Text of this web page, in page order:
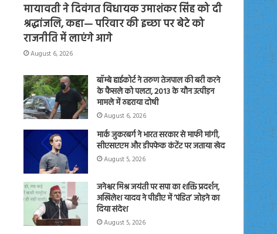
मायावती ने दिवंगत विधायक उमाशंकर सिंह को दी
श्रद्धांजलि, कहा— परिवार की इच्छा पर बेटे को
राजनीति में लाएंगे आगे
August 6, 2026
बॉम्बे हाईकोर्ट ने तरुण तेजपाल की बरी करने
के फैसले को पलटा, 2013 के यौन उत्पीड़न
मामले में ठहराया दोषी
August 6, 2026
मार्क जुकरबर्ग ने भारत सरकार से माफी मांगी,
सीएसएएम और डीपफेक कंटेंट पर जताया खेद
August 5, 2026
जनेश्वर मिश्र जयंती पर सपा का शक्ति प्रदर्शन,
अखिलेश यादव ने पीडीए में ‘पंडित’ जोड़ने का
दिया संदेश
August 5, 2026